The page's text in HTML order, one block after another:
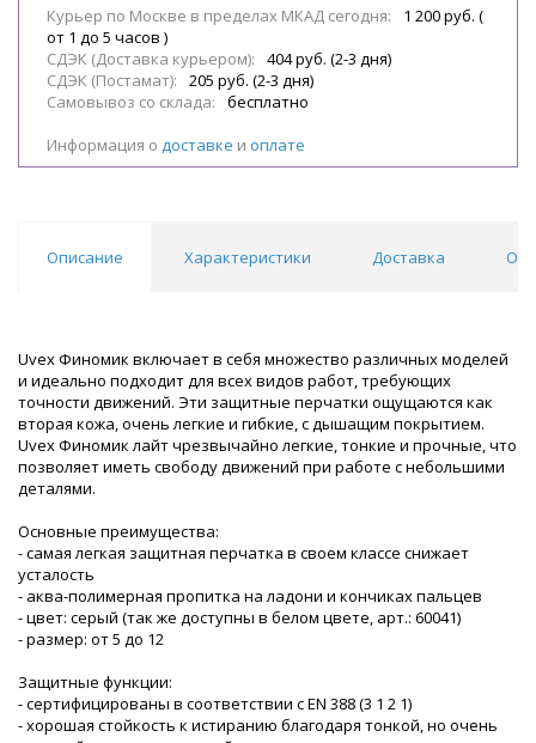
Курьер по Москве в пределах МКАД сегодня:
1 200 руб. (
от 1 до 5 часов )
СДЭК (Доставка курьером):
404 руб. (2-3 дня)
СДЭК (Постамат):
205 руб. (2-3 дня)
Самовывоз со склада:
бесплатно
Информация о доставке и оплате
Описание Характеристики Доставка
Uvex Финомик включает в себя множество различных моделей
и идеально подходит для всех видов работ, требующих
точности движений. Эти защитные перчатки ощущаются как
вторая кожа, очень легкие и гибкие, с дышащим покрытием.
Uvex Финомик лайт чрезвычайно легкие, тонкие и прочные, что
позволяет иметь свободу движений при работе с небольшими
деталями.
Основные преимущества:
- самая легкая защитная перчатка в своем классе снижает
усталость
- аква-полимерная пропитка на ладони и кончиках пальцев
- цвет: серый (так же доступны в белом цвете, арт.: 60041)
- размер: от 5 до 12
Защитные функции:
- сертифицированы в соответствии с EN 388 (3 1 2 1)
- хорошая стойкость к истиранию благодаря тонкой, но очень